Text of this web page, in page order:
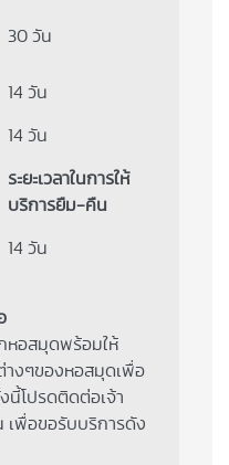
30 วัน
14 วัน
14 วัน
ระยะเวลาในการให้
บริการยืม-คืน
14 วัน
มุดพร้อมให้
างๆของหอสมุดเพื่อ
นี้โปรดติดต่อเจ้า
เพื่อขอรับบริการดัง